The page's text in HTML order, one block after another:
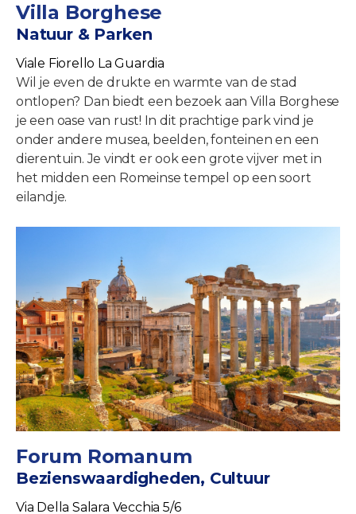
Villa Borghese
Natuur & Parken
Viale Fiorello La Guardia
Wil je even de drukte en warmte van de stad
ontlopen? Dan biedt een bezoek aan Villa Borghese
je een oase van rust! In dit prachtige park vind je
onder andere musea, beelden, fonteinen en een
dierentuin. Je vindt er ook een grote vijver met in
het midden een Romeinse tempel op een soort
eilandje.
Forum Romanum
Bezienswaardigheden, Cultuur
Via Della Salara Vecchia 5/6